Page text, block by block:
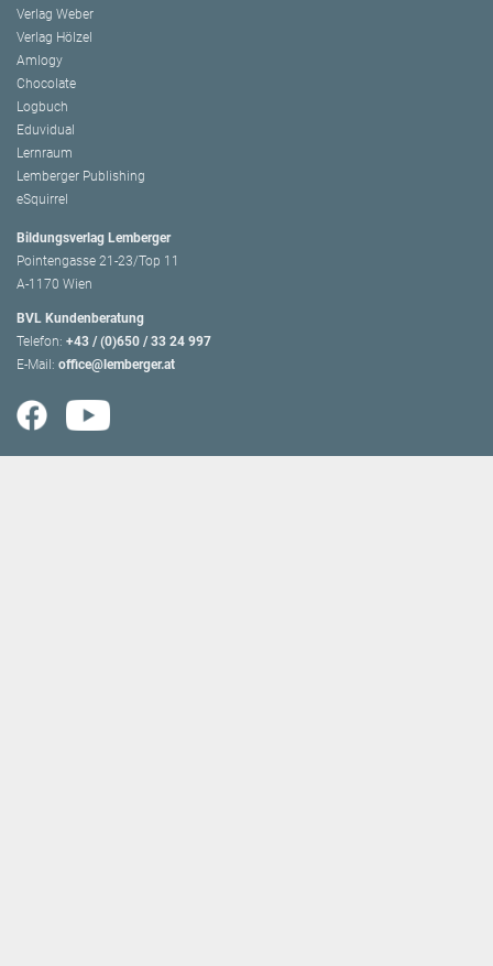
Verlag Weber
Verlag Hölzel
Amlogy
Chocolate
Logbuch
Eduvidual
Lernraum
Lemberger Publishing
eSquirrel
Bildungsverlag Lemberger
Pointengasse 21-23/Top 11
A-1170 Wien
BVL Kundenberatung
Telefon: +43 / (0)650 / 33 24 997
E-Mail: office@lemberger.at